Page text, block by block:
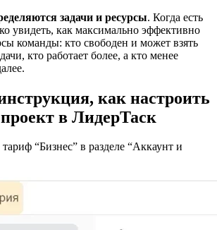
задачи и ресурсы. Когда есть
увидеть, как максимально эффективно
команды: кто свободен и может взять
кто работает более, а кто менее
как настроить
в ЛидерТаск
“Бизнес” в разделе “Аккаунт и